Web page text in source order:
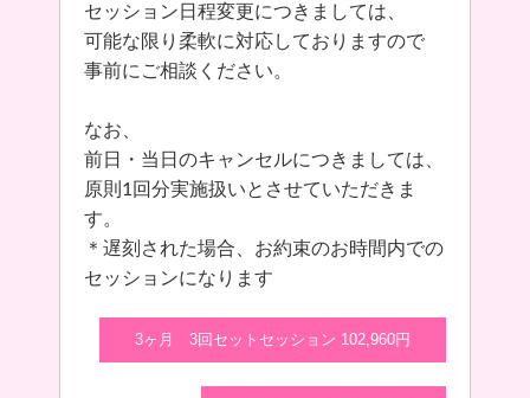
セッション日程変更につきましては、
可能な限り柔軟に対応しておりますので
事前にご相談ください。
なお、
前日・当日のキャンセルにつきましては、
原則1回分実施扱いとさせていただきま
す。
＊遅刻された場合、お約束のお時間内での
セッションになります
3ヶ月 3回セットセッション 102,960円